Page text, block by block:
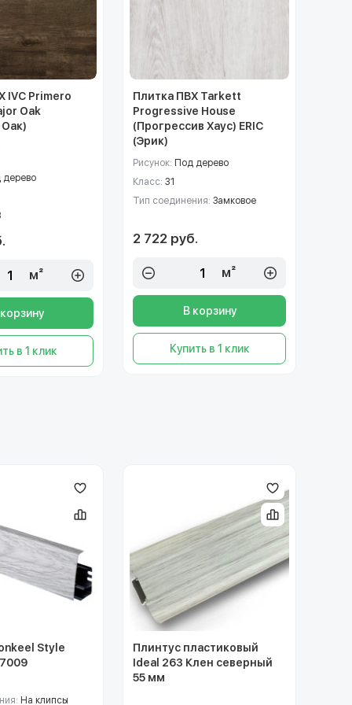
IVC Primero
Oak
дерево
м²
в 1 клик
Плитка ПВХ Tarkett
Progressive House
(Прогрессив Хаус) ERIC
(Эрик)
Рисунок: Под дерево
Класс: 31
Тип соединения: Замковое
2 722 руб.
м²
В корзину
Купить в 1 клик
Style
На клипсы
Плинтус пластиковый
Ideal 263 Клен северный
55 мм